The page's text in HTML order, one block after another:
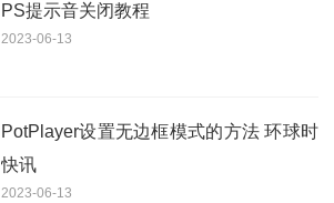
PS提示音关闭教程
2023-06-13
PotPlayer设置无边框模式的方法 环球时
快讯
2023-06-13